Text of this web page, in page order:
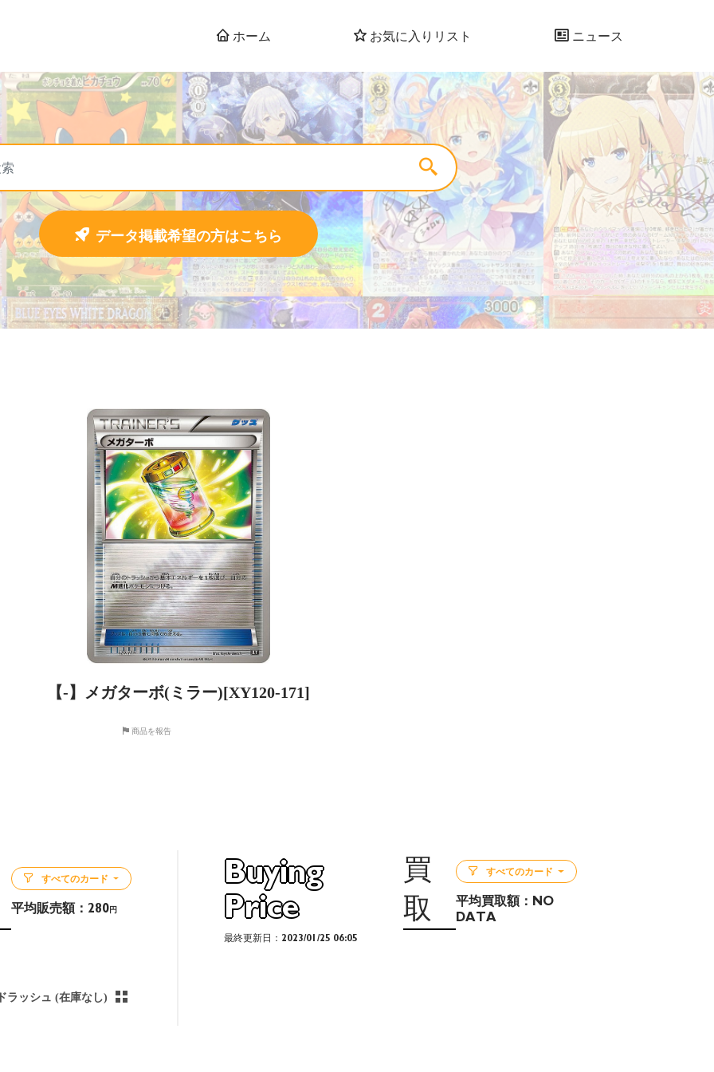
ホーム お気に入りリスト ニュース
データ掲載希望の方はこちら
【-】メガターボ(ミラー)[XY120-171]
商品を報告
すべてのカード
平均販売額： 280円
ラッシュ (在庫なし)
Buying
Price
買
取
最終更新日：2023/01/25 06:05
すべてのカード
平均買取額： NO
DATA